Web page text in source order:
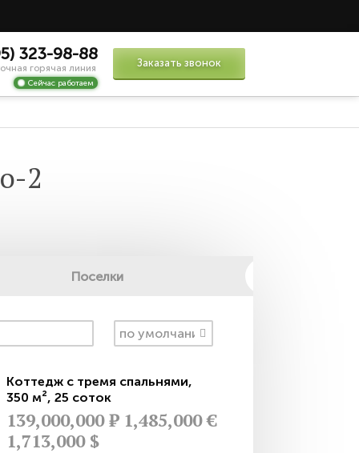
323-98-88
горячая линия
Сейчас работаем
Заказать звонок
2
Поселки
Коттедж с тремя спальнями,
350 м², 25 соток
139,000,000Р 1,485,000 €
1,713,000 $